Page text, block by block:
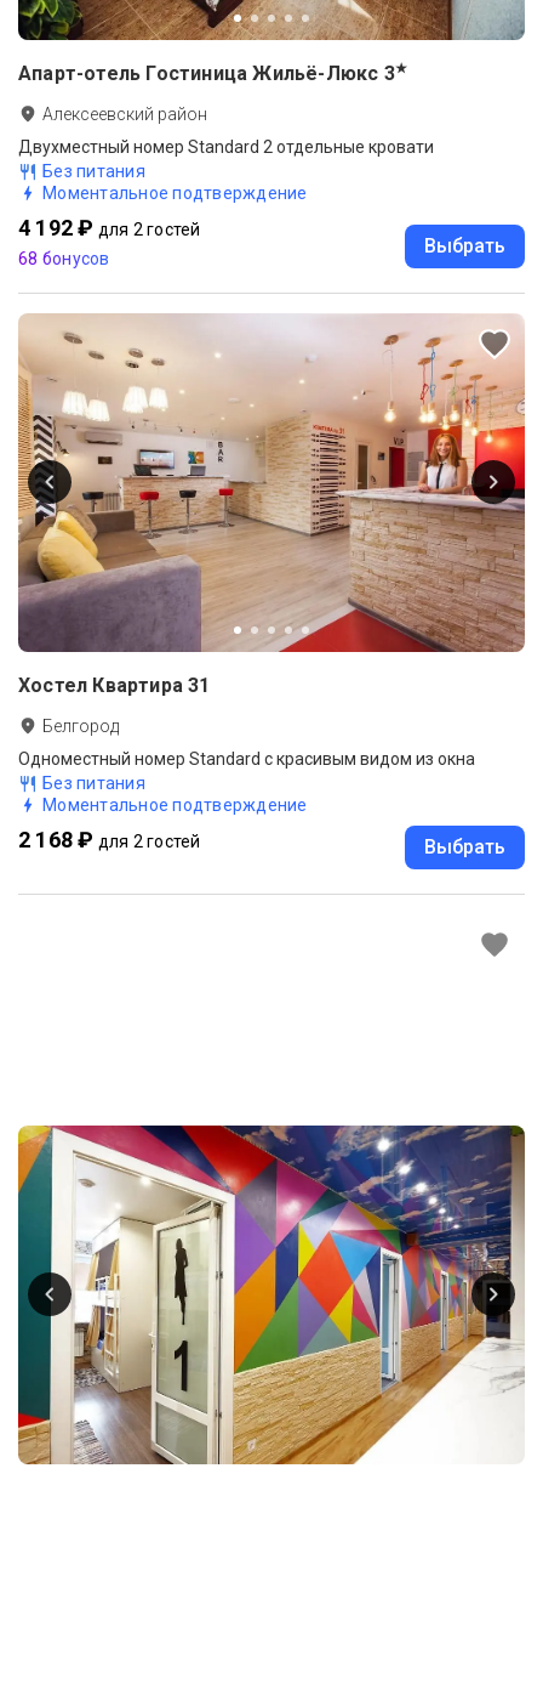
Апарт-отель Гостиница Жильё-Люкс 3★
Алексеевский район
Двухместный номер Standard 2 отдельные кровати
Без питания
Моментальное подтверждение
4 192 ₽ для 2 гостей
68 бонусов
Выбрать
Хостел Квартира 31
Белгород
Одноместный номер Standard с красивым видом из окна
Без питания
Моментальное подтверждение
2 168 ₽ для 2 гостей Выбрать